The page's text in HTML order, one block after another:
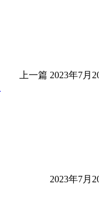
上一篇 2023年7月
2023年7月